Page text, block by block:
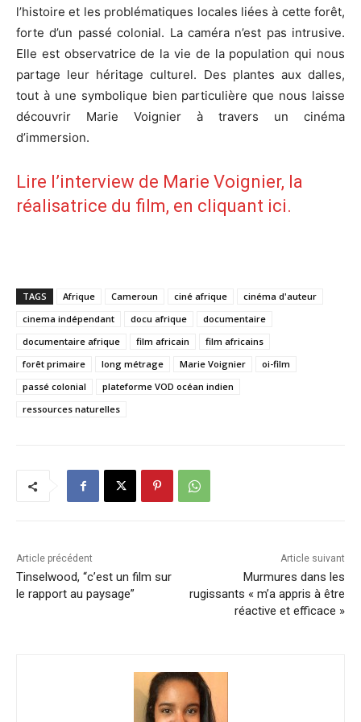
l’histoire et les problématiques locales liées à cette forêt,
forte d’un passé colonial. La caméra n’est pas intrusive.
Elle est observatrice de la vie de la population qui nous
partage leur héritage culturel. Des plantes aux dalles,
tout à une symbolique bien particulière que nous laisse
découvrir Marie Voignier à travers un cinéma
d’immersion.
Lire l’interview de Marie Voignier, la
réalisatrice du film, en cliquant ici.
TAGS Afrique Cameroun ciné afrique
cinéma d'auteur
cinema indépendant
docu afrique
documentaire
documentaire afrique
film africain
film africains
forêt primaire
long métrage Marie Voignier
oi-film
passé colonial
plateforme VOD océan indien
ressources naturelles
Article précédent
Tinselwood, “c’est un film sur
le rapport au paysage”
Article suivant
Murmures dans les
rugissants « m’a appris à être
réactive et efficace »